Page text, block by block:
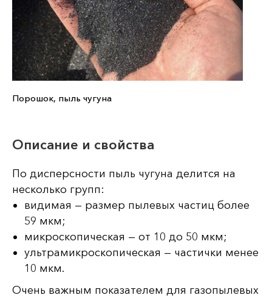
Порошок, пыль чугуна
Описание и свойства
По дисперсности пыль чугуна делится на
несколько групп:
видимая — размер пылевых частиц более
59 мкм;
микроскопическая — от 10 до 50 мкм;
ультрамикроскопическая — частички менее
10 мкм.
Очень важным показателем для газопылевых